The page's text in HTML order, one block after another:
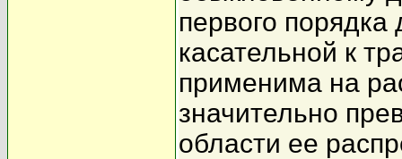
первого порядка
касательной к
применима на
значительно
области ее